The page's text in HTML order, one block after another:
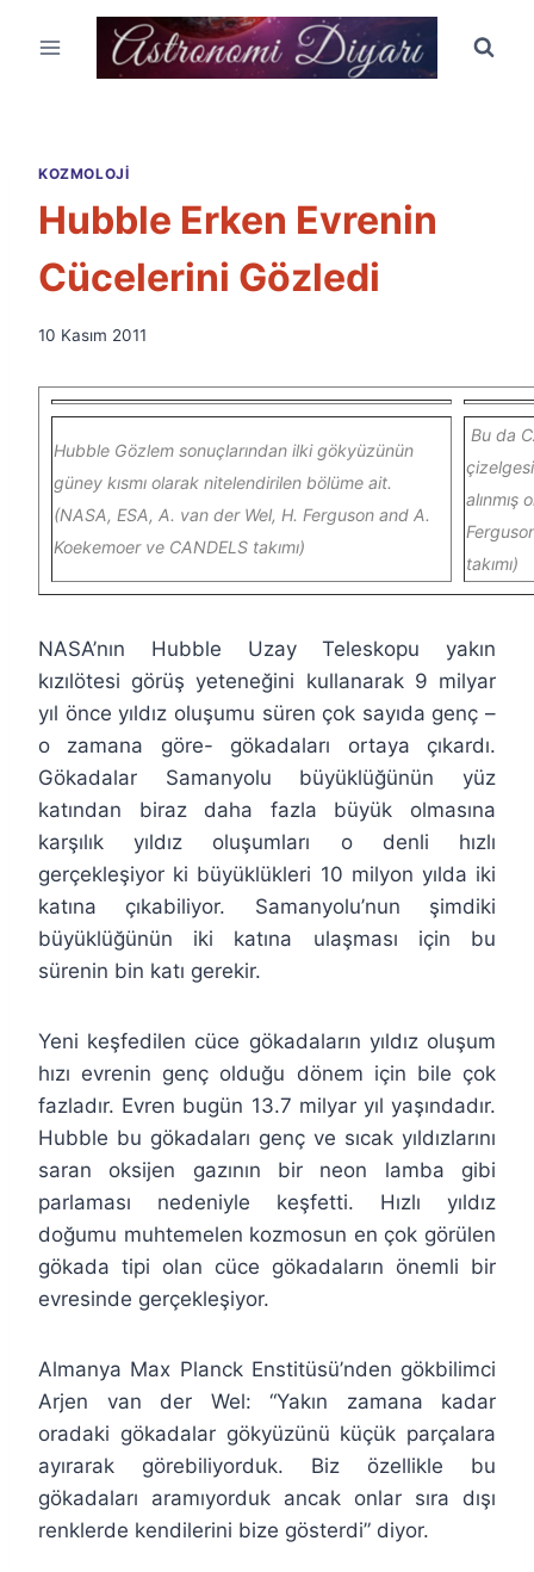
KOZMOLOJI
Hubble Erken Evrenin
Cücelerini Gözledi
By
Fuat
Özyar
10 Kasım 2011
Hubble Gözlem sonuçlarından ilki gökyüzünün
güney kısmı olarak nitelendirilen bölüme ait.
(NASA, ESA, A. van der Wel, H. Ferguson and A.
Koekemoer ve CANDELS takımı)
Bu da
alınmış
takımı)
NASA’nın Hubble Uzay Teleskopu yakın
kızılötesi görüş yeteneğini kullanarak 9 milyar
yıl önce yıldız oluşumu süren çok sayıda genç –
o zamana göre- gökadaları ortaya çıkardı.
Gökadalar Samanyolu büyüklüğünün yüz
katından biraz daha fazla büyük olmasına
karşılık yıldız oluşumları o denli hızlı
gerçekleşiyor ki büyüklükleri 10 milyon yılda iki
katına çıkabiliyor. Samanyolu’nun şimdiki
büyüklüğünün iki katına ulaşması için bu
sürenin bin katı gerekir.
Yeni keşfedilen cüce gökadaların yıldız oluşum
hızı evrenin genç olduğu dönem için bile çok
fazladır. Evren bugün 13.7 milyar yıl yaşındadır.
Hubble bu gökadaları genç ve sıcak yıldızlarını
saran oksijen gazının bir neon lamba gibi
parlaması nedeniyle keşfetti. Hızlı yıldız
doğumu muhtemelen kozmosun en çok görülen
gökada tipi olan cüce gökadaların önemli bir
evresinde gerçekleşiyor.
Almanya Max Planck Enstitüsü’nden gökbilimci
Arjen van der Wel: “Yakın zamana kadar
oradaki gökadalar gökyüzünü küçük parçalara
ayırarak görebiliyorduk. Biz özellikle bu
gökadaları aramıyorduk ancak onlar sıra dışı
renklerde kendilerini bize gösterdi” diyor.